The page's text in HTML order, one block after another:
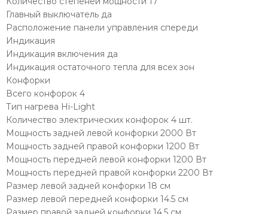
Главный выключатель да
Расположение панели управления спереди
Индикация
Индикация включения да
Индикация остаточного тепла для всех зон
Конфорки
Всего конфорок 4
Тип нагрева Hi-Light
Количество электрических конфорок 4 шт.
Мощность задней левой конфорки 2000 Вт
Мощность задней правой конфорки 1200 Вт
Мощность передней левой конфорки 1200 Вт
Мощность передней правой конфорки 2200 Вт
Размер левой задней конфорки 18 см
Размер левой передней конфорки 14.5 см